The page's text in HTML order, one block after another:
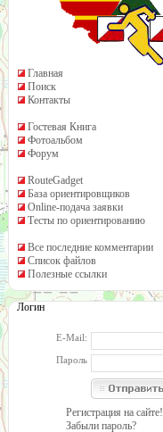
Главная
Поиск
Контакты
Гостевая Книга
Фотоальбом
Форум
RouteGadget
База ориентировщиков
Online-подача заявки
Тесты по ориентированию
Все последние комментарии
Список файлов
Полезные ссылки
Логин
E-Mail:
Пароль
Регистрация на сайте!
Забыли пароль?